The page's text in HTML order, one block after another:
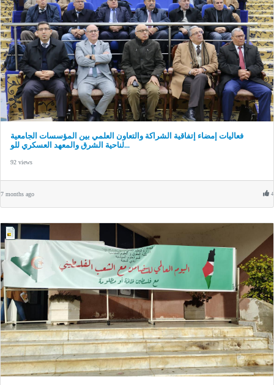
فعاليات إمضاء إتفاقية الشراكة والتعاون العلمي بين المؤسسات الجامعية
لناحية الشرق والمعهد العسكري للو...
92 views
7 months ago 4